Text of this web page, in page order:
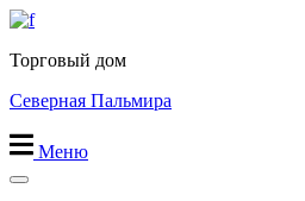
Перейти
содержимому
Торговый дом
Северная Пальмира
Меню